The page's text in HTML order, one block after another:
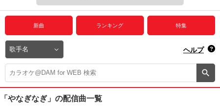
動画からさがす 録音からさがす
プレミアムサービス
DAM★とも動画
DAM★とも録音
カラオケ＠DAM
新曲 ランキング 特集
ヘルプ
「やなぎなぎ」 の配信曲一覧